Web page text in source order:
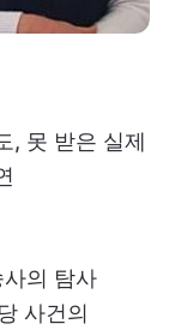
, 못 받은 실제
의 탐사
사건의